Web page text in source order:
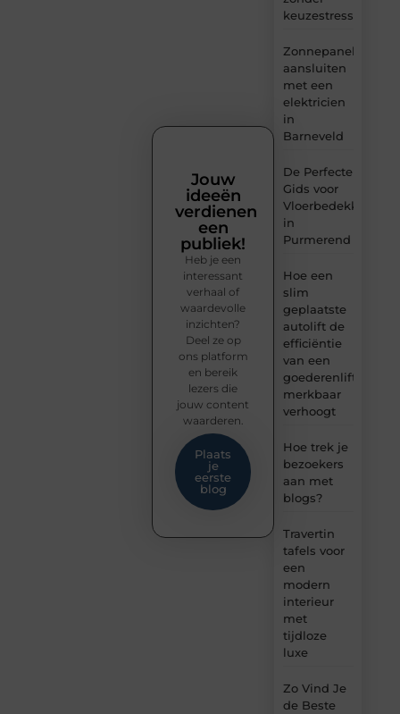
keuzestress
Zonnepanelen
aansluiten
met een
elektricien
in
Barneveld
De Perfecte
Gids voor
Vloerbedekking
in
Purmerend
Hoe een
slim
geplaatste
autolift de
efficiëntie
van een
goederenlift
merkbaar
verhoogt
Hoe trek je
bezoekers
aan met
blogs?
Travertin
tafels voor
een
modern
interieur
met
tijdloze
luxe
Zo Vind Je
de Beste
Jouw
ideeën
verdienen
een
publiek!
Heb je een
interessant
verhaal of
waardevolle
inzichten?
Deel ze op
ons platform
en bereik
lezers die
jouw content
waarderen.
Plaats
je
eerste
blog